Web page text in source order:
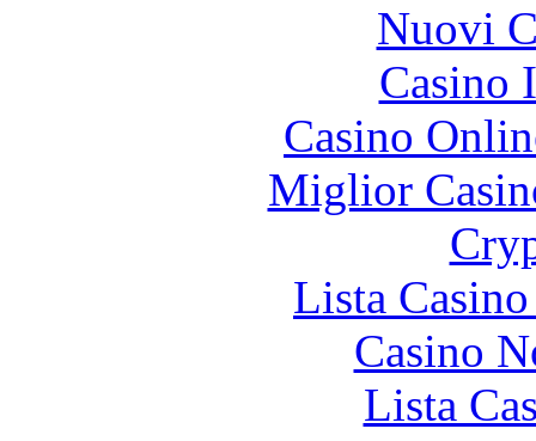
Nuovi
Casino
Casino
Miglior
Lista
Casino
Lista